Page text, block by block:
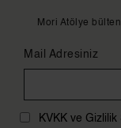
Mori Atölye
Mail Adresiniz
KVKK ve